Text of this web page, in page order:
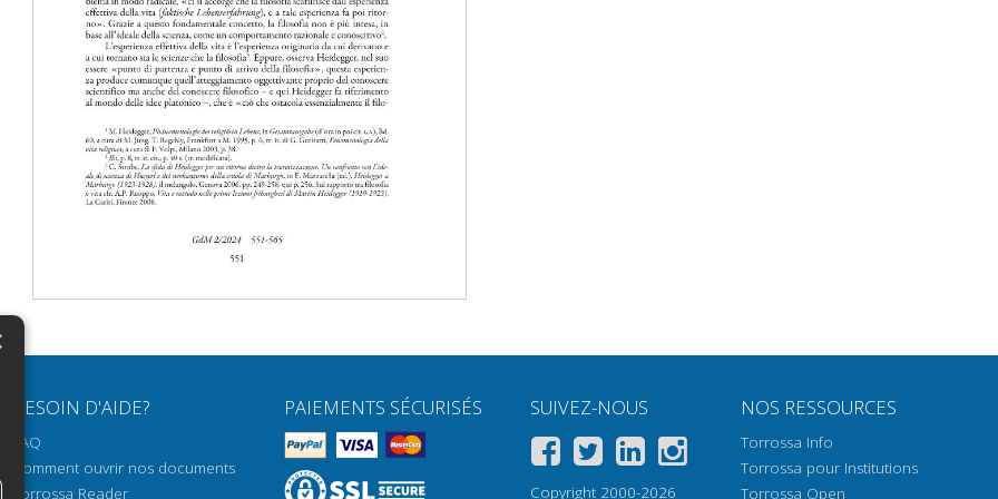
BESOIN D'AIDE?
FAQ
Comment ouvrir nos documents
Torrossa Reader
PAIEMENTS SÉCURISÉS SUIVEZ-NOUS
Copyright 2000-2026
NOS RESSOURCES
Torrossa Info
Torrossa pour Institutions
Torrossa Open